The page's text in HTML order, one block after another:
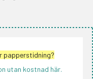
papperstidning?
utan kostnad här.